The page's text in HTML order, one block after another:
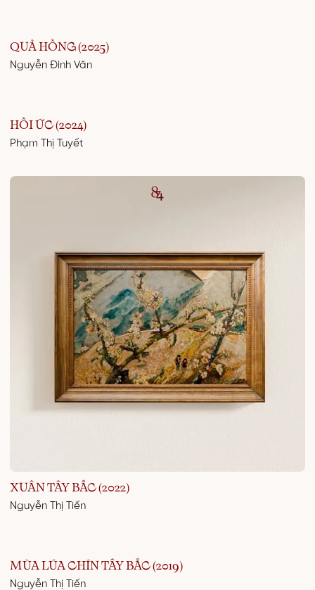
QUẢ HỒNG (2025)
Nguyễn Đình Văn
HỒI ỨC (2024)
Phạm Thị Tuyết
XUÂN TÂY BẮC (2022)
Nguyễn Thị Tiến
MÙA LÚA CHÍN TÂY BẮC (2019)
Nguyễn Thị Tiến